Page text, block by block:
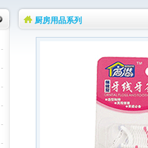
厨房用品系列